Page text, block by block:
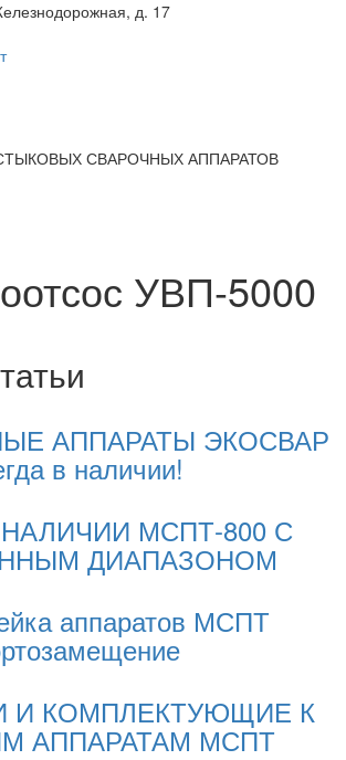
д. 17
СВАРОЧНЫХ АППАРАТОВ
УВП-5000
АППАРАТЫ ЭКОСВАР
в наличии!
МСПТ-800 С
ДИАПАЗОНОМ
аппаратов МСПТ
И КОМПЛЕКТУЮЩИЕ К
АППАРАТАМ МСПТ